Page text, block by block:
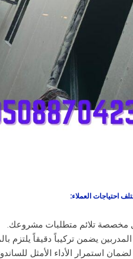
احتياجات العملاء:
مخصصة تلائم متطلبات مشروعك.
يضمن تركيباً دقيقاً يلتزم
استمرار الأداء الأمثل